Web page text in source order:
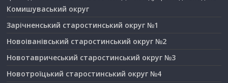
Комишуваський округ
Зарічненський старостинський округ №1
Новоіванівський старостинський округ №2
Новотавричеський старостинський округ №3
Новотроїцький старостинський округ №4